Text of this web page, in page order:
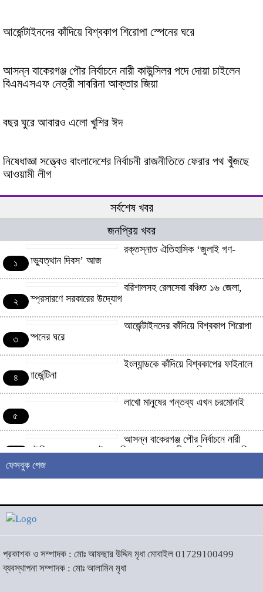
আর্জেন্টাইনদের কাঁদিয়ে বিশ্বকাপ শিরোপা স্পেনের ঘরে
আসন্ন বাকেরগঞ্জ পৌর নির্বাচনে নারী কাউন্সিলর পদে দোয়া চাইলেন
বিএমএসএফ নেত্রী সাবরিনা আক্তার জিয়া
বছর ঘুরে আবারও এলো খুশির ঈদ
নিষেধাজ্ঞা সত্ত্বেও বাংলাদেশের নির্বাচনী রাজনীতিতে ফেরার পথ খুঁজছে
আওয়ামী লীগ
সর্বশেষ খবর
জনপ্রিয় খবর
১
রক্তস্নাত ঐতিহাসিক ‌‘জুলাই গণ-
অভ্যুত্থান দিবস’ আজ
২
বরিশালসহ রেলসেবা বঞ্চিত ১৬ জেলা,
সম্প্রসারণে সরকারের উদ্যোগ
৩
আর্জেন্টাইনদের কাঁদিয়ে বিশ্বকাপ শিরোপা
স্পেনের ঘরে
৪
ইংল্যান্ডকে কাঁদিয়ে বিশ্বকাপের ফাইনালে
আর্জেন্টিনা
৫
লাখো মানুষের গন্তব্য এখন চরমোনাই
৬
আসন্ন বাকেরগঞ্জ পৌর নির্বাচনে নারী
কাউন্সিলর পদে দোয়া চাইলেন বিএমএসএফ নেত্রী সাবরিনা আক্তার জিয়া
‘ইসরাইলি সেনাবাহিনী ধ্বংসের
৮
দৌলতদিয়ায় বাস ডুবি : ২৪ জনের মরদেহ
উদ্ধার, অনেকেই নিখোঁজ
ফেসবুক পেজ
প্রকাশক ও সম্পাদক : মোঃ আফছার উদ্দিন মৃধা মোবাইল 01729100499
ব্যবস্থাপনা সম্পাদক : মোঃ আলামিন মৃধা